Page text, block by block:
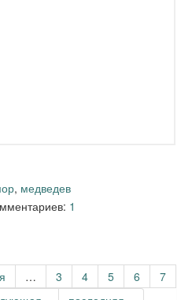
, медведев
1
… 3 4 5 6
7